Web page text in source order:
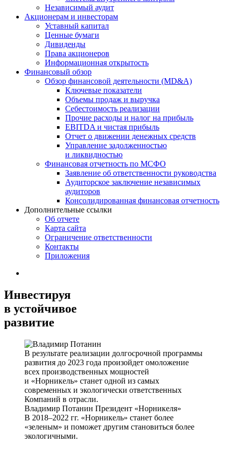
Независимый аудит
Акционерам и инвесторам
Уставный капитал
Ценные бумаги
Дивиденды
Права акционеров
Информационная открытость
Финансовый обзор
Обзор финансовой деятельности (MD&A)
Ключевые показатели
Объемы продаж и выручка
Себестоимость реализации
Прочие расходы и налог на прибыль
EBITDA и чистая прибыль
Отчет о движении денежных средств
Управление задолженностью
и ликвидностью
Финансовая отчетность по МСФО
Заявление об ответственности руководства
Аудиторское заключение независимых
аудиторов
Консолидированная финансовая отчетность
Дополнительные ссылки
Об отчете
Карта сайта
Ограничение ответственности
Контакты
Приложения
Инвестируя
в устойчивое
развитие
В результате реализации долгосрочной программы
развития до 2023 года произойдет омоложение
всех производственных мощностей
и «Норникель» станет одной из самых
современных и экологически ответственных
Компаний в отрасли.
Владимир Потанин Президент «Норникеля»
В 2018–2022 гг. «Норникель» станет более
«зеленым» и поможет другим становиться более
экологичными.